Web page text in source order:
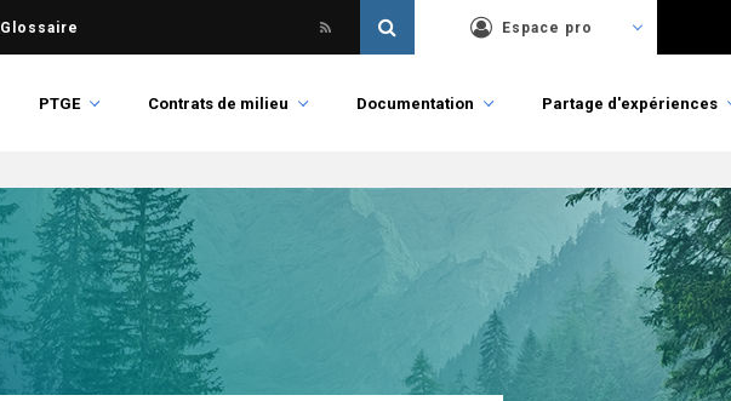
Glossaire Espace pro
PTGE Contrats de milieu Documentation Partage d'expériences